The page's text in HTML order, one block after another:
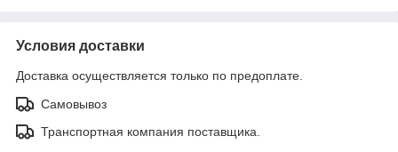
Условия доставки
Доставка осуществляется только по предоплате.
Самовывоз
Транспортная компания поставщика.